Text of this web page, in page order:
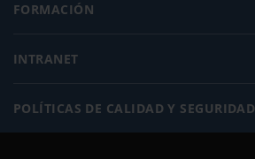
FORMACIÓN
INTRANET
POLÍTICAS DE CALIDAD Y SEGURIDAD